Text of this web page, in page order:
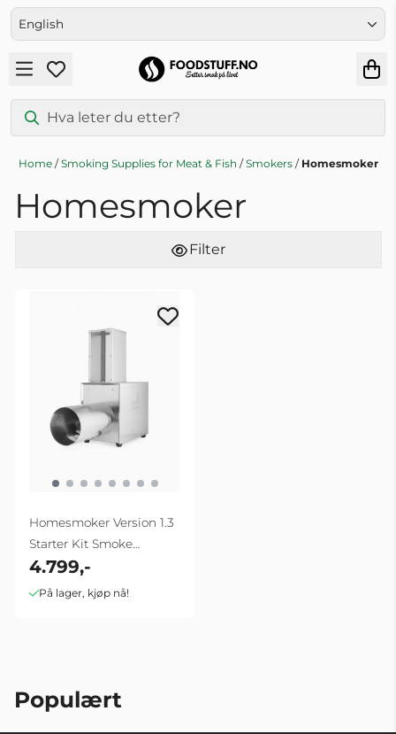
Skip to content
English
Home /Smoking Supplies for Meat & Fish /Smokers / Homesmoker
Homesmoker
Filter
Homesmoker Version 1.3
Starter Kit Smoke
Generator
4.799,-
På lager, kjøp nå!
Populært